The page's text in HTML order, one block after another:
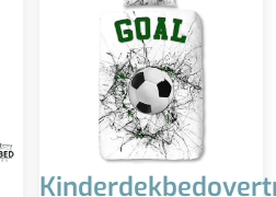
Bijpassende kussensloop
60x70 cm